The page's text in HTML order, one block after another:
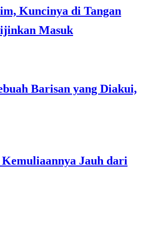
Masuk
Barisan yang Diakui,
Jauh dari